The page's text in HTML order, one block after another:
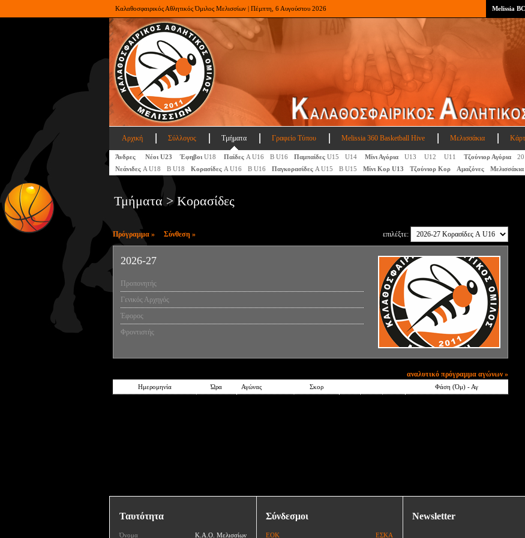
Καλαθοσφαιρικός Αθλητικός Όμιλος Μελισσίων | Πέμπτη, 6 Αυγούστου 2026 Melissia BC
Αρχική Σύλλογος Τμήματα Γραφείο Τύπου Melissia 360 Basketball Hive Μελισσάκια
Άνδρες Νέοι U23 Έφηβοι U18 Παίδες Α U16 Β U16 Παμπαίδες U15 U14 Μίνι Αγόρια U13 U12 U11 Τζούνιορ Αγόρια
Νεάνιδες Α U18 Β U18 Κορασίδες Α U16 Β U16 Παγκορασίδες A U15 Β U15 Μίνι Κορ U13 Τζούνιορ Κορ Αμαζόνες Μελισσάκια
Τμήματα > Κορασίδες
Πρόγραμμα » Σύνθεση » επιλέξτε:
2026-27
Προπονητής
Γενικός Αρχηγός
Έφορος
Φροντιστής
αναλυτικό πρόγραμμα αγώνων »
Ημερομηνία Ώρα Αγώνας Σκορ Φάση (Όμ) - Αγ
Ταυτότητα
Όνομα Κ.Α.Ο. Μελισσίων
Σύνδεσμοι
ΕΟΚ ΕΣΚΑ
Newsletter